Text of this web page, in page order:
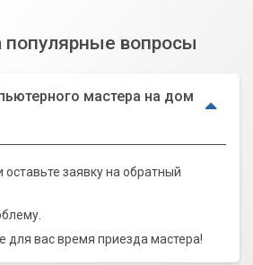
популярные вопросы
мастера на дом
оставьте заявку на обратный
для вас время приезда мастера!